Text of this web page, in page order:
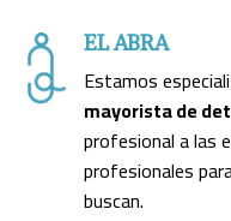
EL ABRA
Estamos
mayorista de
profesional a las
profesionales
buscan.